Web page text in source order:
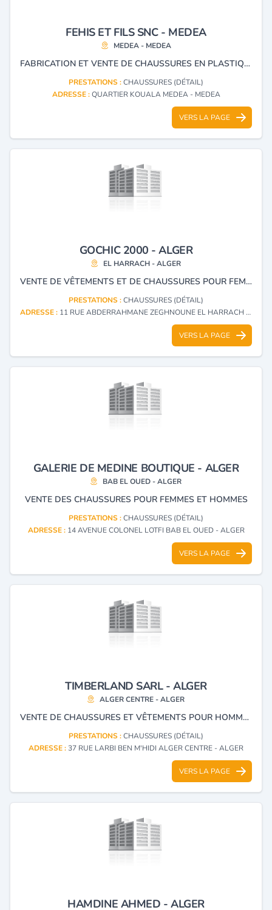
FEHIS ET FILS SNC - MEDEA
MEDEA - MEDEA
FABRICATION ET VENTE DE CHAUSSURES EN PLASTIQUE
PRESTATIONS :CHAUSSURES (DÉTAIL)
ADRESSE :QUARTIER KOUALA MEDEA - MEDEA
VERS LA PAGE
GOCHIC 2000 - ALGER
EL HARRACH - ALGER
VENTE DE VÊTEMENTS ET DE CHAUSSURES POUR FEMMES.
PRESTATIONS :CHAUSSURES (DÉTAIL)
ADRESSE : 11 RUE ABDERRAHMANE ZEGHNOUNE EL HARRACH - ALGER
VERS LA PAGE
GALERIE DE MEDINE BOUTIQUE - ALGER
BAB EL OUED - ALGER
VENTE DES CHAUSSURES POUR FEMMES ET HOMMES
PRESTATIONS :CHAUSSURES (DÉTAIL)
ADRESSE : 14 AVENUE COLONEL LOTFI BAB EL OUED - ALGER
VERS LA PAGE
TIMBERLAND SARL - ALGER
ALGER CENTRE - ALGER
VENTE DE CHAUSSURES ET VÊTEMENTS POUR HOMMES ET FEMMES DE LA MARQUE TIMBERLAND.
PRESTATIONS :CHAUSSURES (DÉTAIL)
ADRESSE :37 RUE LARBI BEN M'HIDI ALGER CENTRE - ALGER
VERS LA PAGE
HAMDINE AHMED - ALGER